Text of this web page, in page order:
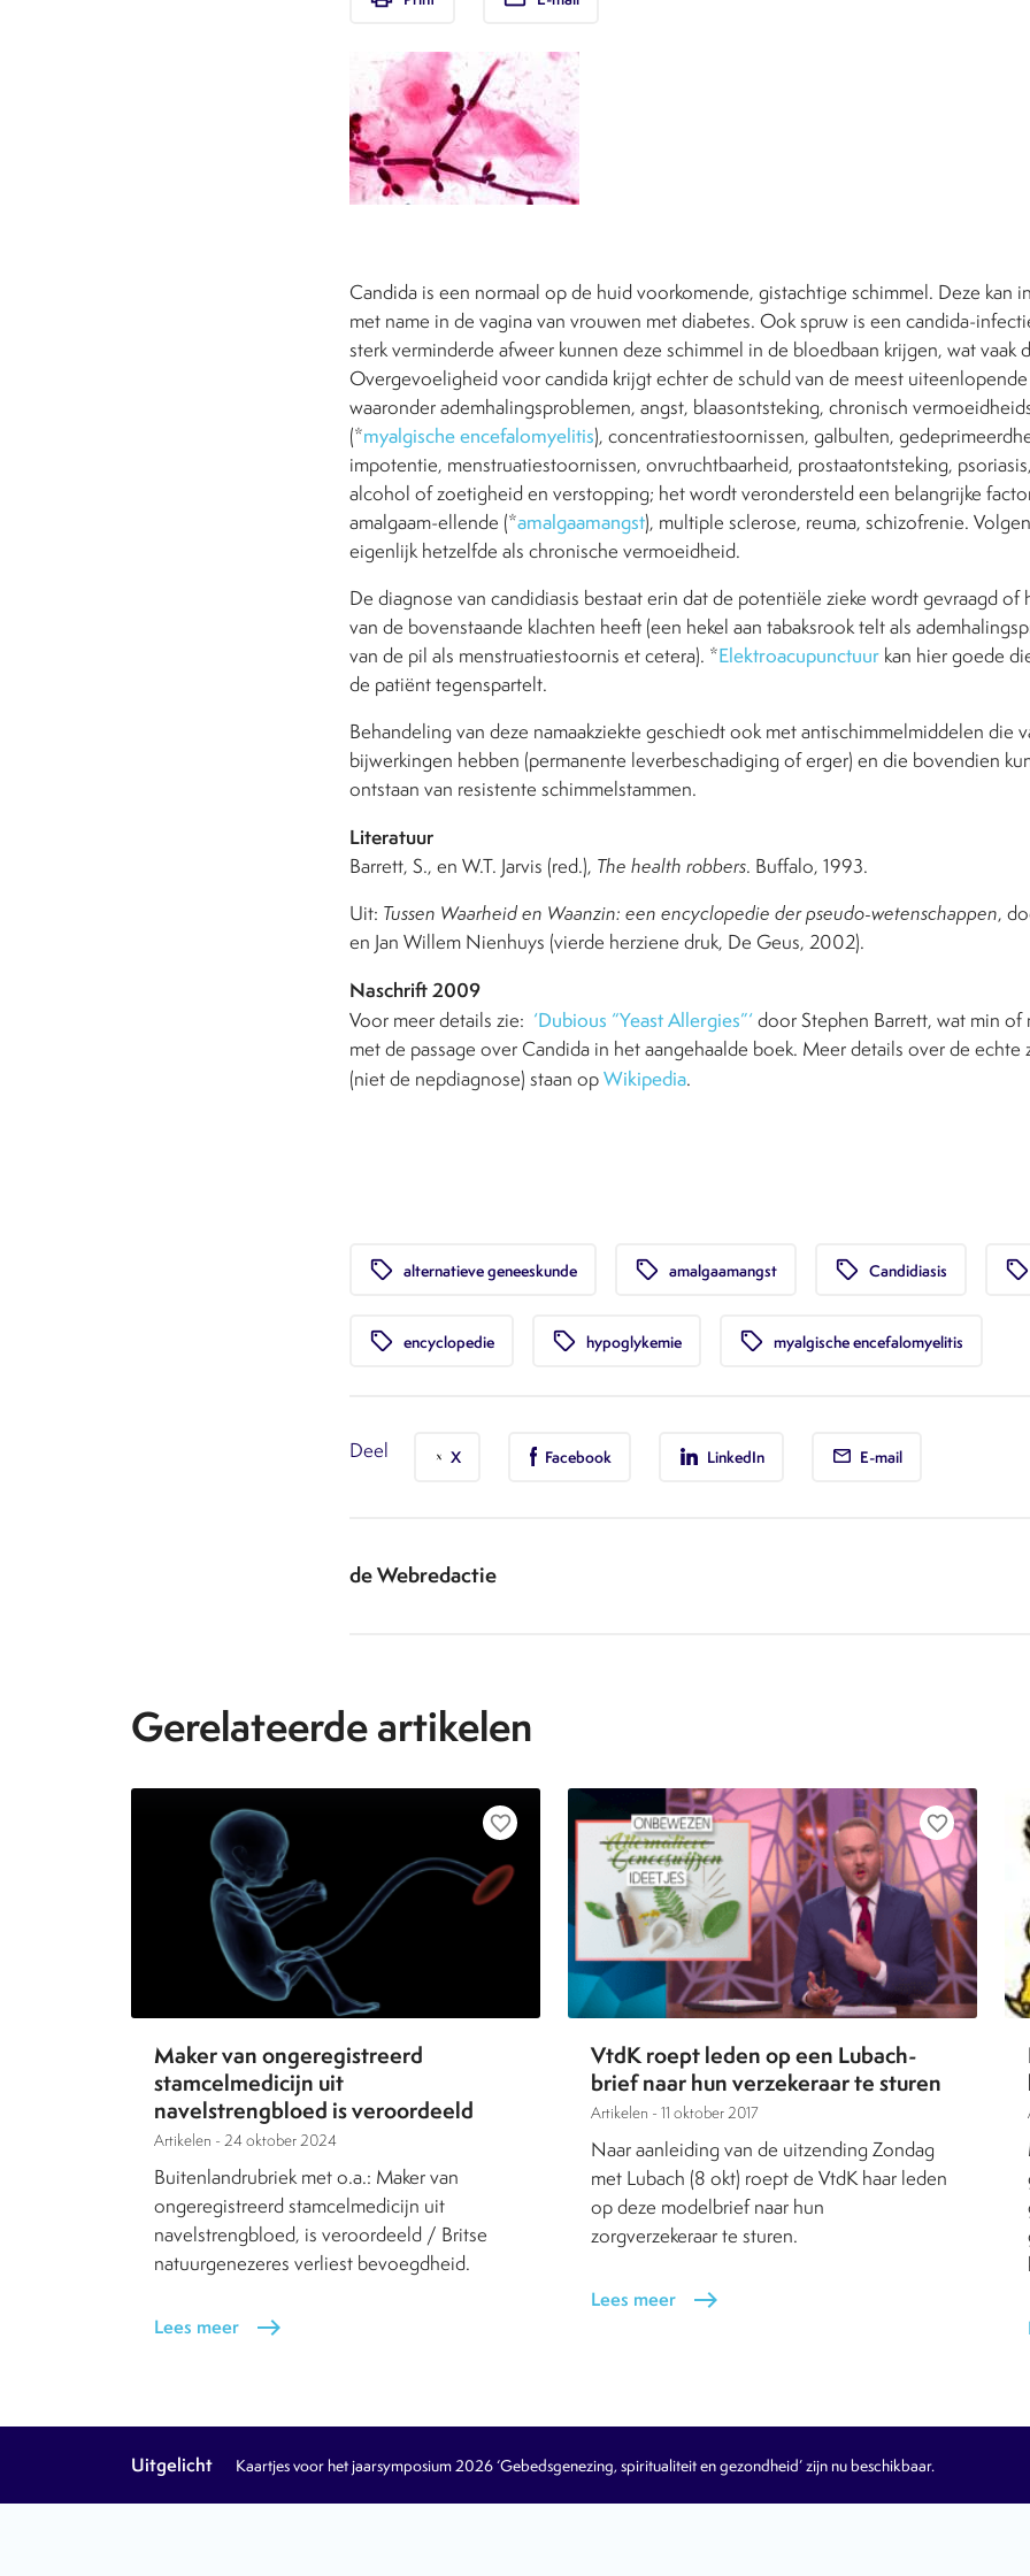
Candida is een normaal op de huid voorkomende, gistachtige schimmel. Deze kan
met name in de vagina van vrouwen met diabetes. Ook spruw is een candida-
sterk verminderde afweer kunnen deze schimmel in de bloedbaan krijgen, wat vaak
Overgevoeligheid voor candida krijgt echter de schuld van de meest
waaronder ademhalingsproblemen, angst, blaasontsteking, chronisch
(*myalgische encefalomyelitis), concentratiestoornissen, galbulten,
impotentie, menstruatiestoornissen, onvruchtbaarheid, prostaatontsteking,
alcohol of zoetigheid en verstopping; het wordt verondersteld een belangrijke
amalgaam-ellende (*amalgaamangst), multiple sclerose, reuma, schizofrenie.
eigenlijk hetzelfde als chronische vermoeidheid.
De diagnose van candidiasis bestaat erin dat de potentiële zieke wordt gevraagd
van de bovenstaande klachten heeft (een hekel aan tabaksrook telt als
van de pil als menstruatiestoornis et cetera). *Elektroacupunctuur kan hier goede
de patiënt tegenspartelt.
Behandeling van deze namaakziekte geschiedt ook met antischimmelmiddelen die
bijwerkingen hebben (permanente leverbeschadiging of erger) en die bovendien
ontstaan van resistente schimmelstammen.
Literatuur
Barrett, S., en W.T. Jarvis (red.), The health robbers. Buffalo, 1993.
Uit: Tussen Waarheid en Waanzin: een encyclopedie der pseudo-wetenschappen,
en Jan Willem Nienhuys (vierde herziene druk, De Geus, 2002).
Naschrift 2009
Voor meer details zie: ‘Dubious “Yeast Allergies”‘door Stephen Barrett, wat min of
met de passage over Candida in het aangehaalde boek. Meer details over de echte
(niet de nepdiagnose) staan opWikipedia.
local_offer alternatieve geneeskunde local_offer amalgaamangst local_offer Candidiasis local_offer
local_offer encyclopedie local_offer hypoglykemie local_offer myalgische encefalomyelitis
Deel X Facebook LinkedIn E-mail
de Webredactie
Gerelateerde artikelen
favorite_border
Maker van ongeregistreerd
stamcelmedicijn uit
navelstrengbloed is veroordeeld
Artikelen - 24 oktober 2024
Buitenlandrubriek met o.a.: Maker van
ongeregistreerd stamcelmedicijn uit
navelstrengbloed, is veroordeeld / Britse
natuurgenezeres verliest bevoegdheid.
Lees meer east
favorite_border
VtdK roept leden op een Lubach-
brief naar hun verzekeraar te sturen
Artikelen - 11 oktober 2017
Naar aanleiding van de uitzending Zondag
met Lubach (8 okt) roept de VtdK haar leden
op deze modelbrief naar hun
zorgverzekeraar te sturen.
Lees meer east
Uitgelicht Kaartjes voor het jaarsymposium 2026 ‘Gebedsgenezing, spiritualiteit en gezondheid’ zijn nu beschikbaar.